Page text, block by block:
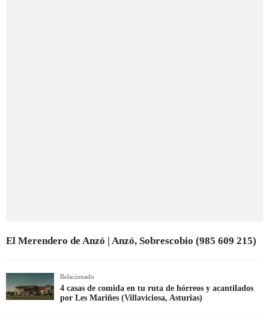
El Merendero de Anzó | Anzó, Sobrescobio (985 609 215)
Relacionado
4 casas de comida en tu ruta de hórreos y acantilados
por Les Mariñes (Villaviciosa, Asturias)